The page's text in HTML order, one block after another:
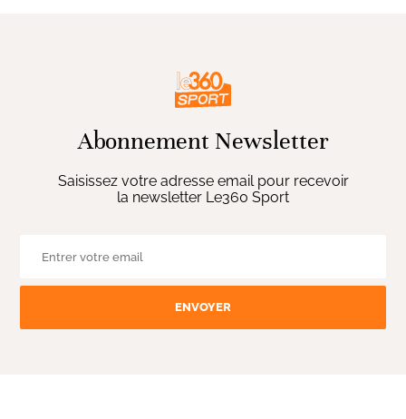
Abonnement Newsletter
Saisissez votre adresse email pour recevoir
la newsletter Le360 Sport
ENVOYER